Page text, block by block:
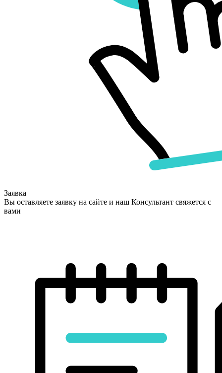
Заявка
Вы оставляете заявку на сайте и наш Консультант свяжется с
вами